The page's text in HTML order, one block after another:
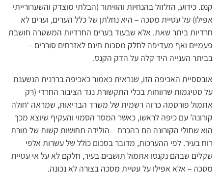
קנס. כידוע, הזלזול בהנחיות והוויתור (הבלתי מוצדק והשערורייתי
אפילו) על עטיית מסכה – היא נחלתן של כלל הערים, וערים לא
חרדיות ביתר שאת. אלא שבעוד בערים החרדיות המשטרה חושבת
פעמיים ואף מעדיפה לחלק מסכות חינם לאזרחים סוררים –
בביתר הענייה היד קלה על הדק הקנס.
אובססיית האכיפה הזו, שנראית כאמור כאכיפה בררנית הנשענת
על סטיגמות שרווחות בכלי התקשורת נגד הציבור החרדי (רק
אתמול פורסמה כרזה רשמית של משרד הבריאות, שמראה ‘חולה
קורונה’ עם כיפה לראשו, כאשר המסר הסמוי והעקיף שיוצא מכך
הוא שחולי הקורונה הם בהכרח – הולידה תחושות קשות של מורת
רוח בעיר. לפי ההערכות, מדובר בסכום כולל של עשרות אלפי
שקלים שבהם נקנסו אתמול תושבים בעיר, חלקם לא על אי עטיית
מסכה – אלא אפילו על עטיית מסכה בצורה לא נכונה.